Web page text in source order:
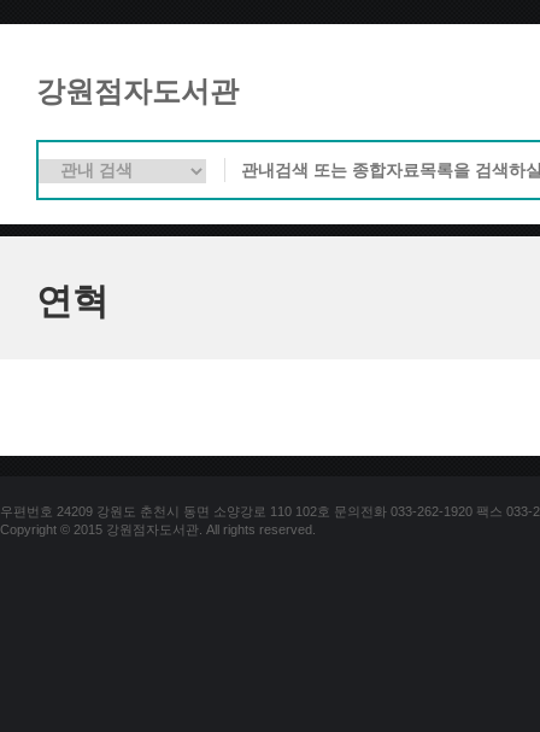
강원점자도서관
연혁
우편번호 24209 강원도 춘천시 동면 소양강로 110 102호 문의전화 033-262-1920 팩스 033-
Copyright © 2015 강원점자도서관. All rights reserved.